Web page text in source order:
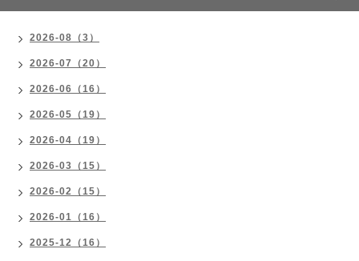
2026-08（3）
2026-07（20）
2026-06（16）
2026-05（19）
2026-04（19）
2026-03（15）
2026-02（15）
2026-01（16）
2025-12（16）